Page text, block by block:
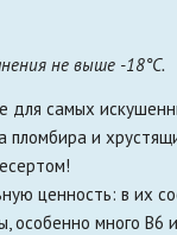
не выше -18°С.
самых
пломбира и
ценность: в их
много B6